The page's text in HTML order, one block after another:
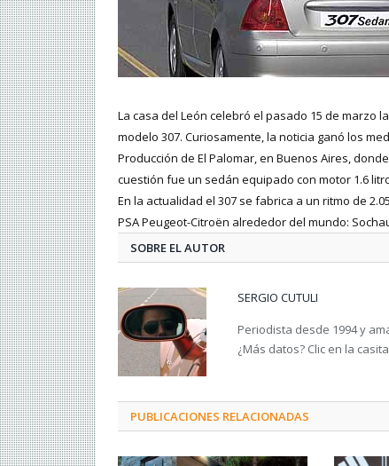
La casa del León celebró el pasado 15 de marzo
modelo 307. Curiosamente, la noticia ganó los
Producción de El Palomar, en Buenos Aires,
cuestión fue un sedán equipado con motor 1.6
En la actualidad el 307 se fabrica a un ritmo de
PSA Peugeot-Citroën alrededor del mundo:
SOBRE EL AUTOR
SERGIO CUTULI
Periodista desde 1994 y
¿Más datos? Clic en la
PUBLICACIONES RELACIONADAS